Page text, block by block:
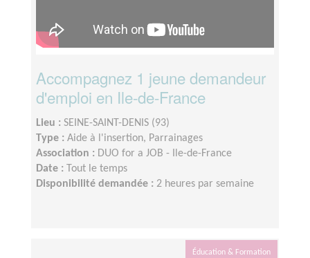
Accompagnez 1 jeune demandeur
d'emploi en Ile-de-France
Lieu : SEINE-SAINT-DENIS (93)
Type : Aide à l'insertion, Parrainages
Association : DUO for a JOB - Ile-de-France
Date :
Tout le temps
Disponibilité demandée : 2 heures par semaine
Éducation & Formation